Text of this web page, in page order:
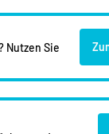
Nutzen Sie